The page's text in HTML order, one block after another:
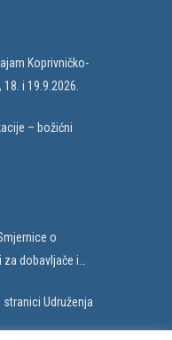
Koprivničko-
i 19.9.2026.
– božićni
o
dobavljače i
Udruženja